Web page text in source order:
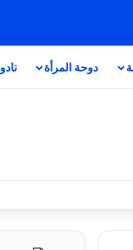
دوحة المرأة نادو Tv